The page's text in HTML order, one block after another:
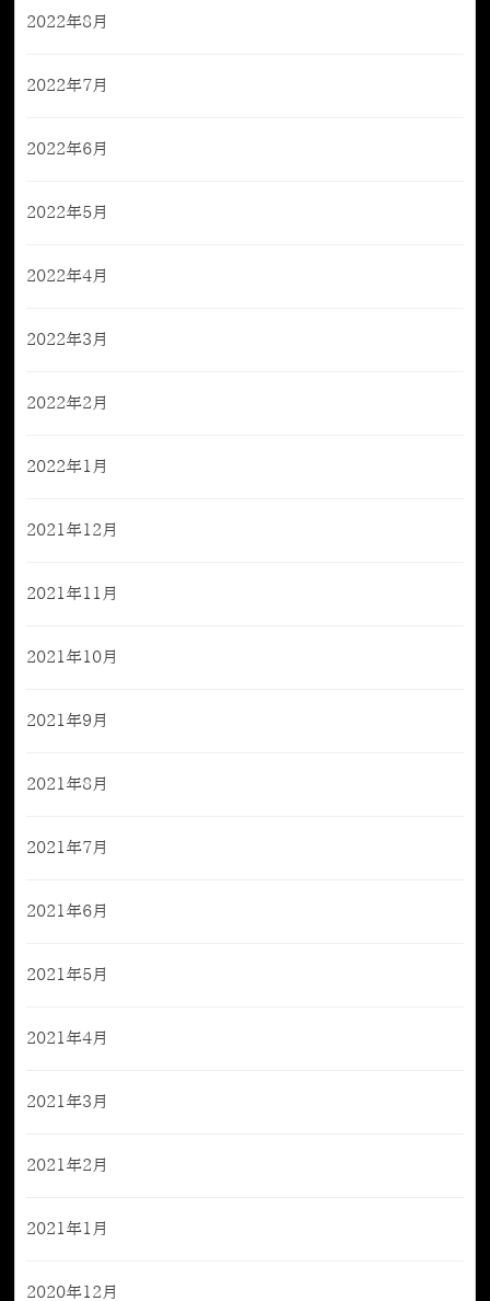
2022年8月
2022年7月
2022年6月
2022年5月
2022年4月
2022年3月
2022年2月
2022年1月
2021年12月
2021年11月
2021年10月
2021年9月
2021年8月
2021年7月
2021年6月
2021年5月
2021年4月
2021年3月
2021年2月
2021年1月
2020年12月